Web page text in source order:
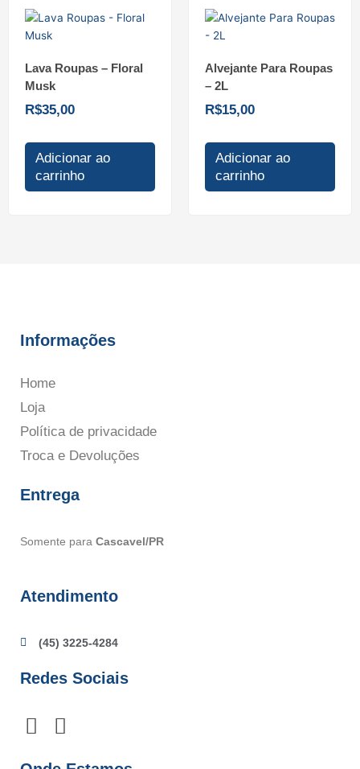
Lava Roupas – Floral
Musk
R$35,00
Adicionar ao
carrinho
Alvejante Para Roupas
– 2L
R$15,00
Adicionar ao
carrinho
Informações
Home
Loja
Política de privacidade
Troca e Devoluções
Entrega
Somente para Cascavel/PR
Atendimento
(45) 3225-4284
Redes Sociais
F
I